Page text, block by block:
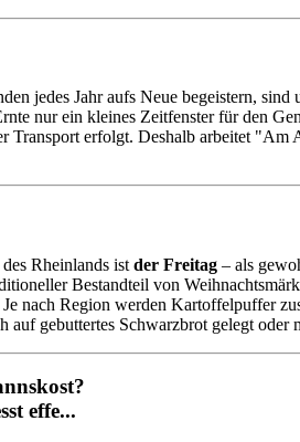
jedes Jahr aufs Neue begeistern,
nur ein kleines Zeitfenster für den
Transport erfolgt. Deshalb arbeitet
Rheinlands ist der Freitag – als
Bestandteil von
nach Region werden Kartoffelpuffer
auf gebuttertes Schwarzbrot gelegt
effe...